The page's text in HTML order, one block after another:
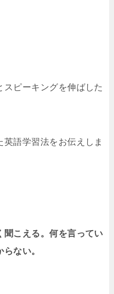
ピーキングを伸ばした
語学習法をお伝えしま
聞こえる。何を言ってい
ない。